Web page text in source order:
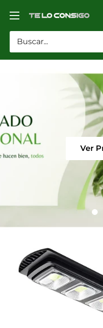
directamente
contenido
TELOCONSIGO
Ver